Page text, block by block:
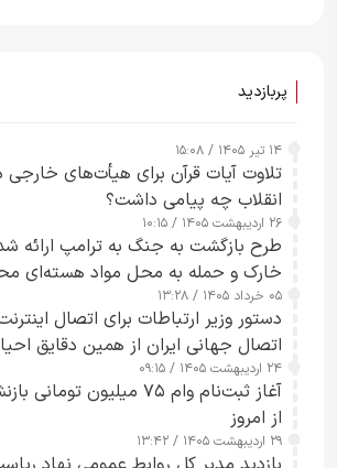
پربازدید
۱۴ تیر ۱۴۰۵ / ۱۵:۰۸
تلاوت آیات قرآن برای هیأت‌های
انقلاب چه پیامی داشت؟
۲۶ اردیبهشت ۱۴۰۵ / ۱۰:۱۵
طرح‌ بازگشت به جنگ به ترامپ ارائه
خارک و حمله به محل مواد هسته‌ای
۰۵ خرداد ۱۴۰۵ / ۱۳:۲۸
دستور وزیر ارتباطات برای اتصال
اتصال جهانی ایران از همین دقایق
کامل مردم تا ۲۴ ساعت آینده
۲۴ اردیبهشت ۱۴۰۵ / ۰۹:۱۵
آغاز ثبت‌نام وام ۷۵ میلیون
از امروز
۲۹ اردیبهشت ۱۴۰۵ / ۱۳:۴۲